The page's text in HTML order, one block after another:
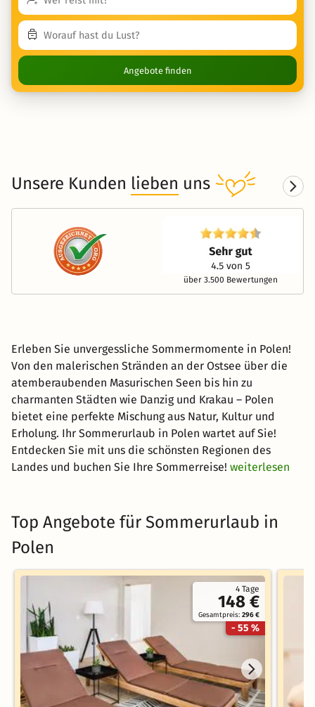
Angebote finden
Unsere Kunden lieben uns
über 3.500 Bewertungen
Erleben Sie unvergessliche Sommermomente in Polen!
Von den malerischen Stränden an der Ostsee über die
atemberaubenden Masurischen Seen bis hin zu
charmanten Städten wie Danzig und Krakau – Polen
bietet eine perfekte Mischung aus Natur, Kultur und
Erholung. Ihr Sommerurlaub in Polen wartet auf Sie!
Entdecken Sie mit uns die schönsten Regionen des
Landes und buchen Sie Ihre Sommerreise! weiterlesen
Top Angebote für Sommerurlaub in
Polen
4 Tage
148 €
Gesamtpreis:296 €
- 55 %